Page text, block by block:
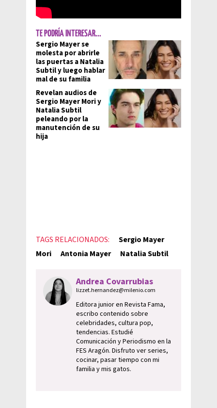
TE PODRÍA INTERESAR...
Sergio Mayer se
molesta por abrirle
las puertas a Natalia
Subtil y luego hablar
mal de su familia
Revelan audios de
Sergio Mayer Mori y
Natalia Subtil
peleando por la
manutención de su
hija
TAGS RELACIONADOS:
Sergio Mayer
Mori
Antonia Mayer Natalia Subtil
Andrea Covarrubias
lizzet.hernandez@milenio.com
Editora junior en Revista Fama,
escribo contenido sobre
celebridades, cultura pop,
tendencias. Estudié
Comunicación y Periodismo en la
FES Aragón. Disfruto ver series,
cocinar, pasar tiempo con mi
familia y mis gatos.